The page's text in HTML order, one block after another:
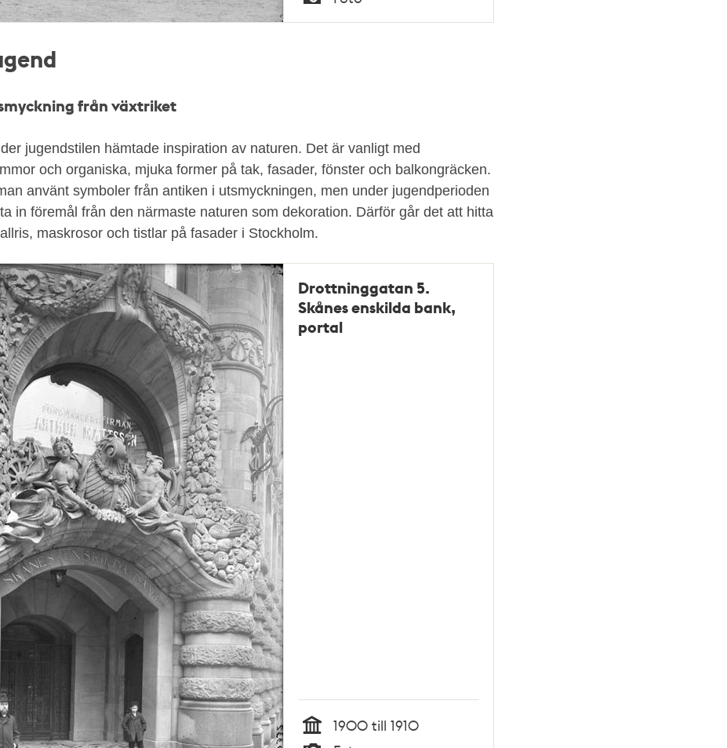
Typ
från växtriket
jugendstilen hämtade inspiration av naturen. Det är vanligt med
och organiska, mjuka former på tak, fasader, fönster och balkongräcken.
använt symboler från antiken i utsmyckningen, men under jugendperioden
in föremål från den närmaste naturen som dekoration. Därför går det att hitta
maskrosor och tistlar på fasader i Stockholm.
Drottninggatan 5.
Skånes enskilda bank,
portal
1900 till 1910